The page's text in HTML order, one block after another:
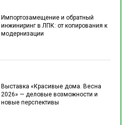
Импортозамещение и обратный
инжиниринг в ЛПК: от копирования к
модернизации
Выставка «Красивые дома. Весна
2026» — деловые возможности и
новые перспективы